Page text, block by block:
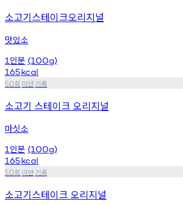
소고기스테이크오리지널
맛있소
1 인분 (100g)
165kcal
50회 미만기록
소고기 스테이크 오리지널
마싯소
1 인분 (100g)
165kcal
50회 미만기록
소고기스테이크 오리지널